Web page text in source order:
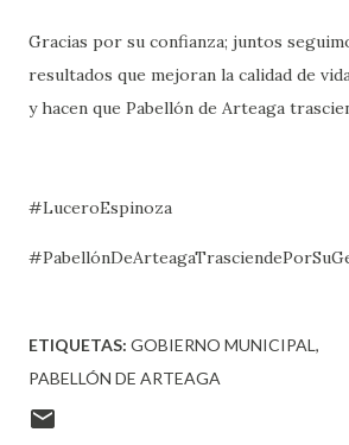
Gracias por su confianza; juntos
resultados que mejoran la calidad de
y hacen que Pabellón de Arteaga
#LuceroEspinoza
ETIQUETAS: GOBIERNO MUNICIPAL
PABELLÓN DE ARTEAGA